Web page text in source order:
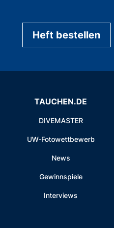
Heft bestellen
TAUCHEN.DE
DIVEMASTER
UW-Fotowettbewerb
News
Gewinnspiele
Interviews